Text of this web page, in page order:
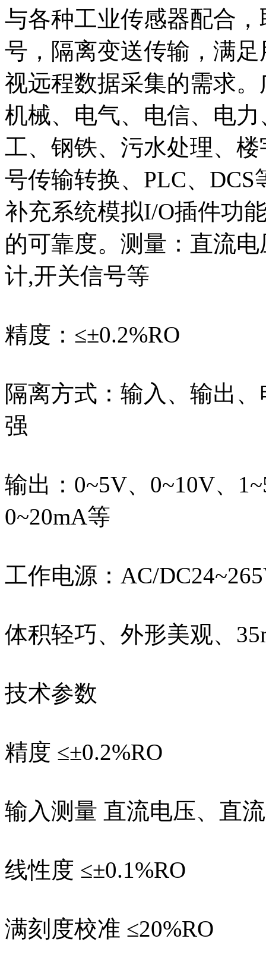
与各种工业传感器配合
号，隔离变送传输，满
视远程数据采集的需求
机械、电气、电信、电
工、钢铁、污水处理、
号传输转换、PLC、
补充系统模拟I/O插件功
的可靠度。测量：直流
计,开关信号等
精度：≤±0.2%RO
隔离方式：输入、输出
强
输出：0~5V、0~10V、
0~20mA等
工作电源：AC/
体积轻巧、外形美观、
技术参数
精度 ≤±0.2%RO
输入测量 直流电压、直
线性度 ≤±0.1%RO
满刻度校准 ≤20%RO